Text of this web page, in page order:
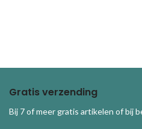
Gratis verzending
Bij 7 of meer gratis artikelen of bij